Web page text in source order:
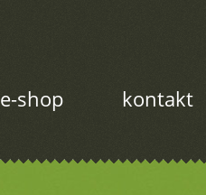
e-shop kontakt